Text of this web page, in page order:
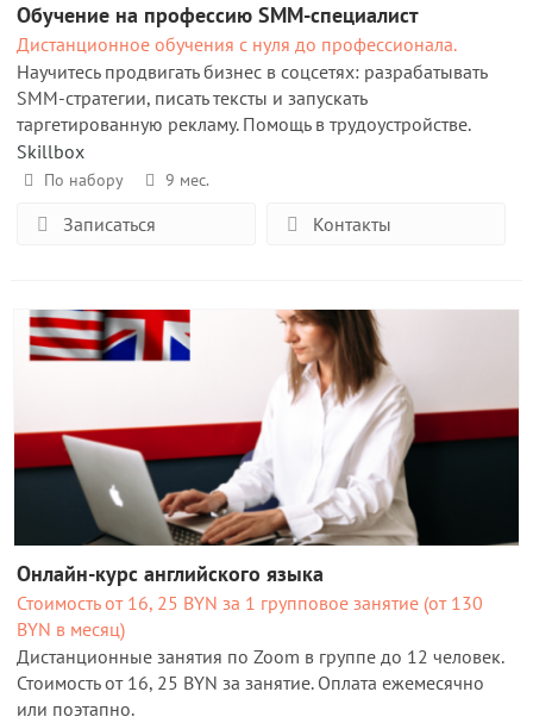
Обучение на профессию SMM-специалист
Дистанционное обучения с нуля до профессионала.
Научитесь продвигать бизнес в соцсетях: разрабатывать
SMM-стратегии, писать тексты и запускать
таргетированную рекламу. Помощь в трудоустройстве.
Skillbox
По набору 9 мес.
Записаться Контакты
Онлайн-курс английского языка
Стоимость от 16, 25 BYN за 1 групповое занятие (от 130
BYN в месяц)
Дистанционные занятия по Zoom в группе до 12 человек.
Стоимость от 16, 25 BYN за занятие. Оплата ежемесячно
или поэтапно.